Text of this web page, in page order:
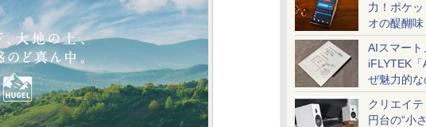
力！ポケ
オの醍醐味
AIスマート
iFLYTEK
ぜ魅力的な
クリエイ
円台の“小